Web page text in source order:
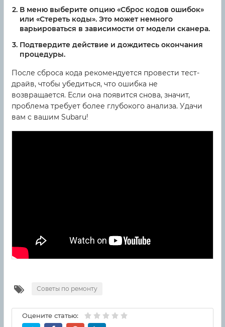
В меню выберите опцию «Сброс кодов ошибок»
или «Стереть коды». Это может немного
варьироваться в зависимости от модели сканера.
Подтвердите действие и дождитесь окончания
процедуры.
После сброса кода рекомендуется провести тест-
драйв, чтобы убедиться, что ошибка не
возвращается. Если она появится снова, значит,
проблема требует более глубокого анализа. Удачи
вам с вашим Subaru!
Советы по ремонту
Оцените статью: